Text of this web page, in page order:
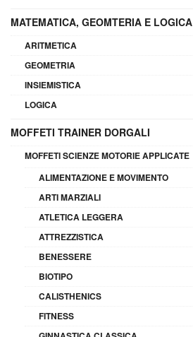
MATEMATICA, GEOMTERIA E LOGICA
ARITMETICA
GEOMETRIA
INSIEMISTICA
LOGICA
MOFFETI TRAINER DORGALI
MOFFETI SCIENZE MOTORIE APPLICATE
ALIMENTAZIONE E MOVIMENTO
ARTI MARZIALI
ATLETICA LEGGERA
ATTREZZISTICA
BENESSERE
BIOTIPO
CALISTHENICS
FITNESS